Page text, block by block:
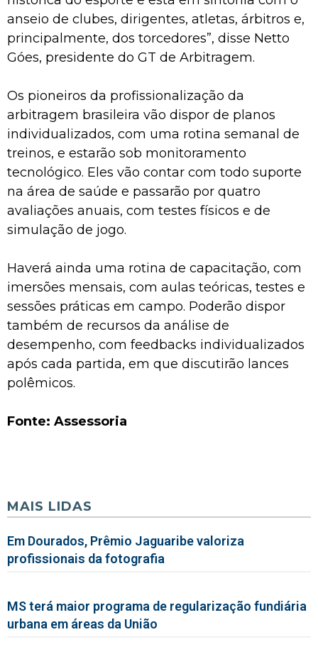
anseio de clubes, dirigentes, atletas, árbitros e,
principalmente, dos torcedores”, disse Netto
Góes, presidente do GT de Arbitragem.
Os pioneiros da profissionalização da
arbitragem brasileira vão dispor de planos
individualizados, com uma rotina semanal de
treinos, e estarão sob monitoramento
tecnológico. Eles vão contar com todo suporte
na área de saúde e passarão por quatro
avaliações anuais, com testes físicos e de
simulação de jogo.
Haverá ainda uma rotina de capacitação, com
imersões mensais, com aulas teóricas, testes e
sessões práticas em campo. Poderão dispor
também de recursos da análise de
desempenho, com feedbacks individualizados
após cada partida, em que discutirão lances
polêmicos.
Fonte: Assessoria
MAIS LIDAS
Em Dourados, Prêmio Jaguaribe valoriza
profissionais da fotografia
MS terá maior programa de regularização fundiária
urbana em áreas da União